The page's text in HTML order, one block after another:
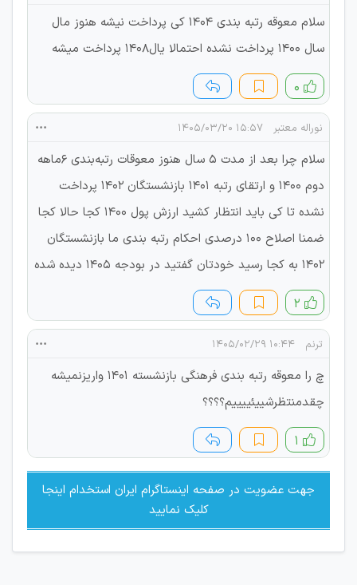
سلام معوقه رتبه بندی 1404 کی پرداخت نیشه هنوز مال
سال 1400 پرداخت نشده احتمالا یال1408 پرداخت میشه
۰
نوراله معتبر ۱۵:۵۷ ۱۴۰۵/۰۳/۲۰
سلام چرا بعد از مدت ۵ سال هنوز معوقات رتبه‌بندی ۶ماهه
دوم ۱۴۰۰ و ارتقای رتبه ۱۴۰۱ بازنشستگان ۱۴۰۲ پرداخت
نشده تا کی باید انتظار کشید ارزش پول ۱۴۰۰ کجا حالا کجا
ضمنا اصلاح ۱۰۰ درصدی احکام رتبه بندی ما بازنشستگان
۱۴۰۲ به کجا رسید خودتان گفتید در بودجه ۱۴۰۵ دیده شده
۲
ترنم ۱۰:۴۴ ۱۴۰۵/۰۲/۲۹
چ را معوقه رتبه بندی فرهنگی بازنشسته ۱۴۰۱ واریزنمیشه
چقدمنتظرشییئییییم؟؟؟؟
۱
جهت عضویت در صفحه اینستاگرام ایران استخدام اینجا
کلیک نمایید